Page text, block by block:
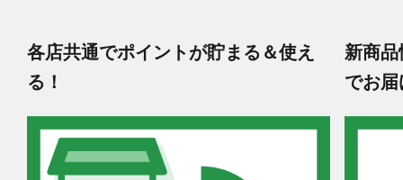
各店共通でポイントが貯まる＆使え
る！
新商
でお届